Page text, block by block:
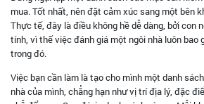
mua. Tốt nhất, nên đặt cảm xúc sang một bên
Thực tế, đây là điều không hề dễ dàng, bởi con
tính, vì thế việc đánh giá một ngôi nhà luôn bao
trong đó.
Việc bạn cần làm là tạo cho mình một danh
nhà của mình, chẳng hạn như vị trí địa lý, đặc